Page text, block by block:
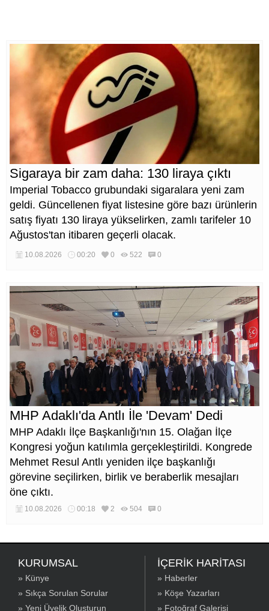
Sigaraya bir zam daha: 130 liraya çıktı
Imperial Tobacco grubundaki sigaralara yeni zam
geldi. Güncellenen fiyat listesine göre bazı ürünlerin
satış fiyatı 130 liraya yükselirken, zamlı tarifeler 10
Ağustos'tan itibaren geçerli olacak.
10.08.2026 00:20 0 522 0
MHP Adaklı'da Antlı İle 'Devam' Dedi
MHP Adaklı İlçe Başkanlığı'nın 15. Olağan İlçe
Kongresi yoğun katılımla gerçekleştirildi. Kongrede
Mehmet Resul Antlı yeniden ilçe başkanlığı
görevine seçilirken, birlik ve beraberlik mesajları
öne çıktı.
10.08.2026 00:18 2 504 0
KURUMSAL
» Künye
» Sıkça Sorulan Sorular
» Yeni Üyelik Oluşturun
İÇERİK HARİTASI
» Haberler
» Köşe Yazarları
» Fotoğraf Galerisi